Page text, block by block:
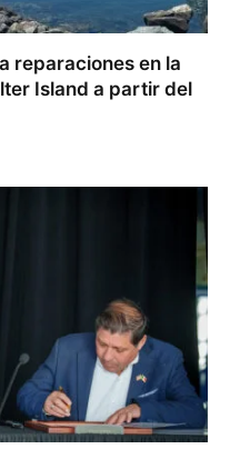
reparaciones en la
Island a partir del